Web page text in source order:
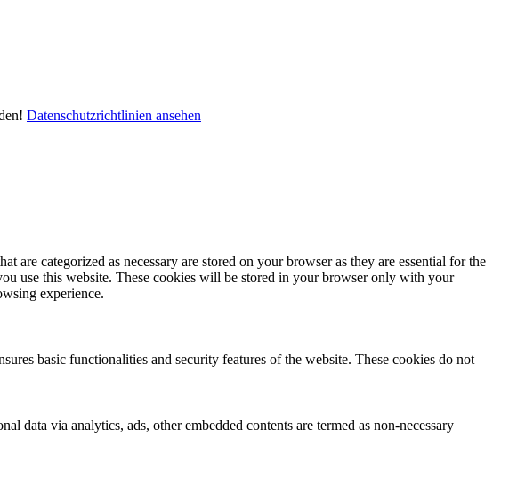
Datenschutzrichtlinien ansehen
categorized as necessary are stored on your browser as they are essential for the
use this website. These cookies will be stored in your browser only with your
experience.
basic functionalities and security features of the website. These cookies do not
data via analytics, ads, other embedded contents are termed as non-necessary